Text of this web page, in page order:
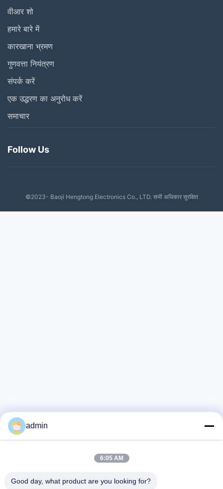
वीआर शो
हमारे बारे में
कारखाना भ्रमण
गुणवत्ता नियंत्रण
संपर्क करें
एक उद्धरण का अनुरोध करें
समाचार
Follow Us
©2023- Baoji Hengtong Electronics Co., LTD. सभी अधिकार सुरक्षित
admin
6:05 AM
Good day, what product are you looking for?